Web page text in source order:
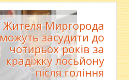
Жителя Миргорода
можуть засудити до
чотирьох років за
крадіжку лосьйону
після гоління